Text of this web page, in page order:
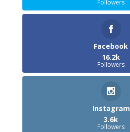
Followers
Facebook
16.2k
Followers
Instagram
3.6k
Followers